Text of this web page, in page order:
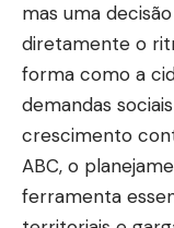
mas uma
diretamente o
forma como a
demandas
crescimento
ABC, o
ferramenta